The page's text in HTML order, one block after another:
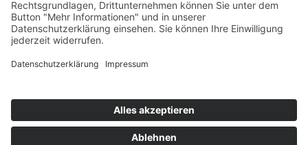
Mehr erfahren
COOKIE-EINSTELLUNGEN